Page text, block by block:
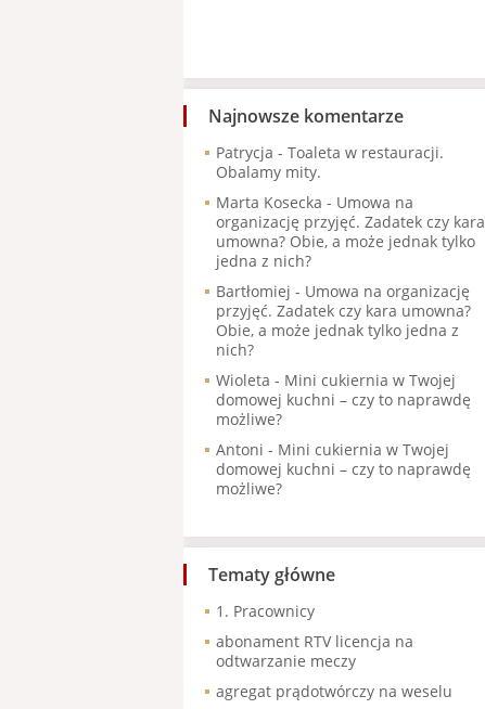
Najnowsze komentarze
Patrycja - Toaleta w restauracji.
Obalamy mity.
Marta Kosecka - Umowa na
organizację przyjęć. Zadatek czy kara
umowna? Obie, a może jednak tylko
jedna z nich?
Bartłomiej - Umowa na organizację
przyjęć. Zadatek czy kara umowna?
Obie, a może jednak tylko jedna z
nich?
Wioleta - Mini cukiernia w Twojej
domowej kuchni – czy to naprawdę
możliwe?
Antoni - Mini cukiernia w Twojej
domowej kuchni – czy to naprawdę
możliwe?
Tematy główne
1. Pracownicy
abonament RTV licencja na
odtwarzanie meczy
agregat prądotwórczy na weselu